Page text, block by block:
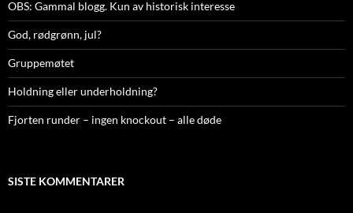
OBS: Gammal blogg. Kun av historisk interesse
God, rødgrønn, jul?
Gruppemøtet
Holdning eller underholdning?
Fjorten runder – ingen knockout – alle døde
SISTE KOMMENTARER